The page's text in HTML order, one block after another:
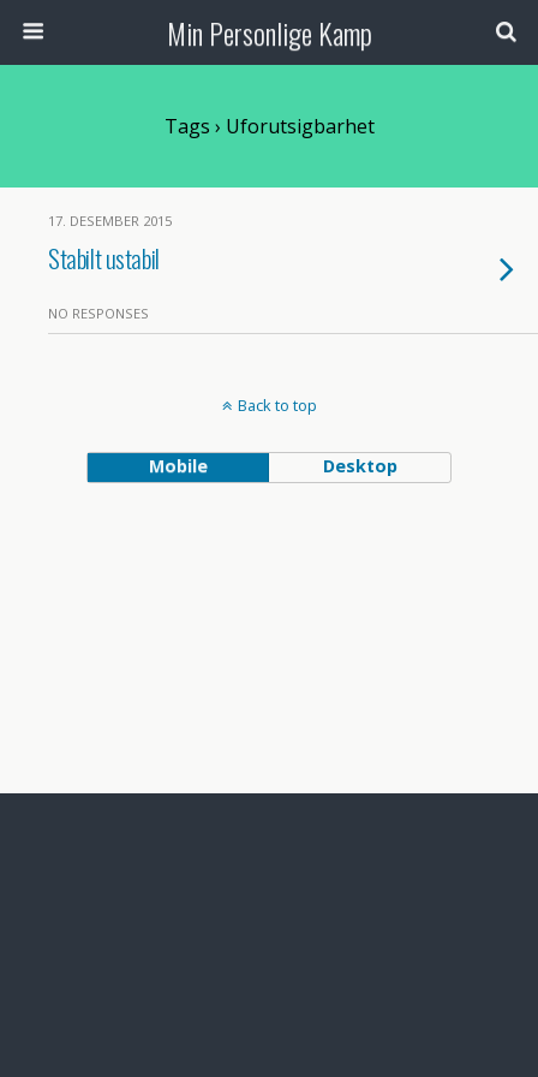
Min Personlige Kamp
Tags › Uforutsigbarhet
17. DESEMBER 2015
Stabilt ustabil
NO RESPONSES
Back to top
Mobile Desktop